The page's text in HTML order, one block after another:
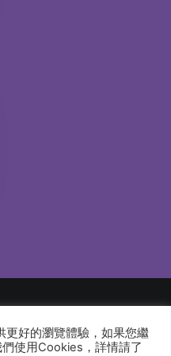
All rights reserved
好的瀏覽體驗，如果您繼
使用Cookies，詳情請了